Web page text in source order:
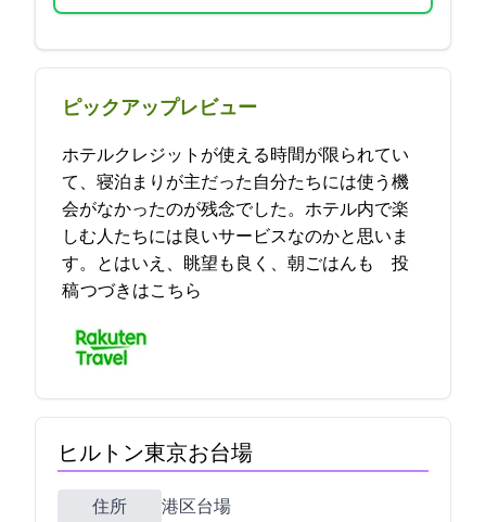
ピックアップレビュー
ホテルクレジットが使える時間が限られてい
て、寝泊まりが主だった自分たちには使う機
会がなかったのが残念でした。ホテル内で楽
しむ人たちには良いサービスなのかと思いま
す。とはいえ、眺望も良く、朝ごはんも… 2023-03-13 19:29:15投
稿つづきはこちら
ヒルトン東京お台場
住所 港区台場1-9-1